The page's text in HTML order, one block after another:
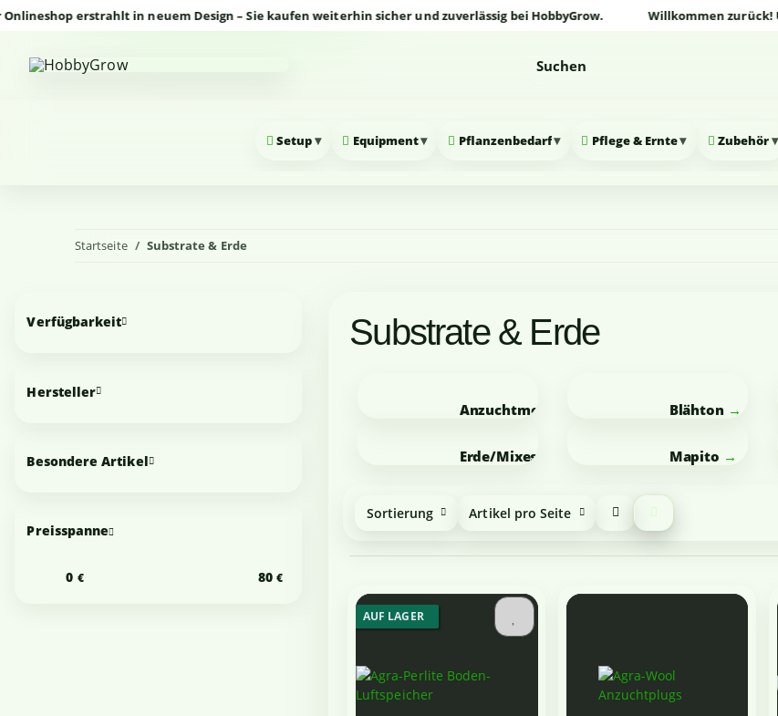
erstrahlt in neuem Design – Sie kaufen weiterhin sicher und zuverlässig bei HobbyGrow. Willkommen zurück!
Setup▾ Equipment▾ Pflanzenbedarf▾ Pflege & Ernte▾ Zubehör▾
Startseite Substrate & Erde
Substrate & Erde
Anzuchtmedien Blähton
Erde/Mixes Mapito
Sortierung Artikel pro Seite
AUF LAGER
Verfügbarkeit
Hersteller
Besondere Artikel
Preisspanne